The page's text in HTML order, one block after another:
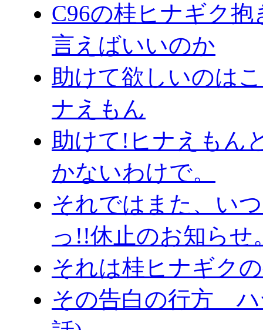
C96の桂ヒナギク
言えばいいのか
助けて欲しいのは
ナえもん
助けて!ヒナえもん
かないわけで。
それではまた、い
っ!!休止のお知らせ
それは桂ヒナギク
その告白の行方 ハ